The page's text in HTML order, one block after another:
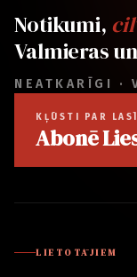
Notikumi,
Valmieras
NEATKARĪGI ·
KĻŪSTI PAR
Abonē
LIETOTĀJIEM